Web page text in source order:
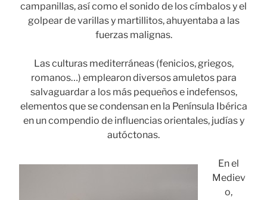
campanillas, así como el sonido de los címbalos y el
golpear de varillas y martillitos, ahuyentaba a las
fuerzas malignas.
Las culturas mediterráneas (fenicios, griegos,
romanos…) emplearon diversos amuletos para
salvaguardar a los más pequeños e indefensos,
elementos que se condensan en la Península Ibérica
en un compendio de influencias orientales, judías y
autóctonas.
En el
Mediev
o,